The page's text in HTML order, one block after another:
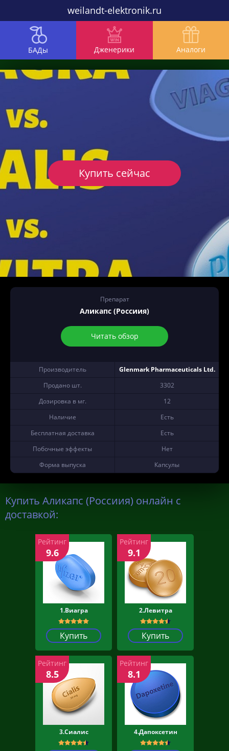
weilandt-elektronik.ru
БАДы Дженерики Аналоги
Препарат
Аликапс (Россиия)
Читать обзор
Производитель
Glenmark Pharmaceuticals Ltd.
Продано шт.
3302
Дозировка в мг.
12
Наличие
Есть
Бесплатная доставка
Есть
Побочные эффекты
Нет
Форма выпуска
Капсулы
Купить сейчас
Купить Аликапс (Россиия) онлайн с
доставкой:
1.Виагра
Купить
Рейтинг
9.6
2.Левитра
Купить
Рейтинг
9.1
3.Сиалис
Рейтинг
8.5
4.Дапоксетин
Рейтинг
8.1